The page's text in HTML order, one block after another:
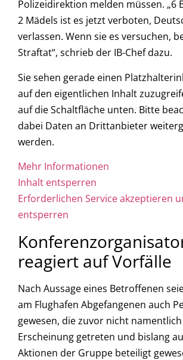
Polizeidirektion melden müssen. „6
2 Mädels ist es jetzt verboten,
verlassen. Wenn sie es versuchen,
Straftat“, schrieb der IB-Chef dazu.
Sie sehen gerade einen
auf den eigentlichen Inhalt
auf die Schaltfläche unten. Bitte
dabei Daten an Drittanbieter
werden.
Mehr Informationen
Inhalt entsperren
Erforderlichen Service akzeptieren
entsperren
reagiert auf Vorfälle
Nach Aussage eines Betroffenen
am Flughafen Abgefangenen auch
gewesen, die zuvor nicht
Erscheinung getreten und bislang
Aktionen der Gruppe beteiligt